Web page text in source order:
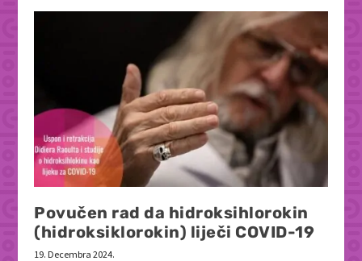
Povučen rad da hidroksihlorokin
(hidroksiklorokin) liječi COVID-19
19. Decembra 2024.